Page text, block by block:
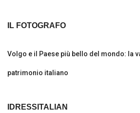
Volgo Academy
Tecnologia
Sapori
IL FOTOGRAFO
Volgo e il Paese più bello del mondo: la
patrimonio italiano
IDRESSITALIAN